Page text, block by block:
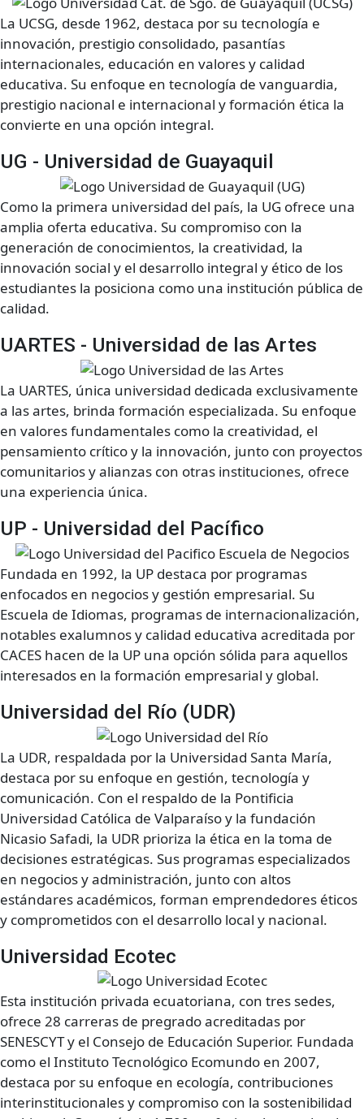
La UCSG, desde 1962, destaca por su tecnología e
innovación, prestigio consolidado, pasantías
internacionales, educación en valores y calidad
educativa. Su enfoque en tecnología de vanguardia,
prestigio nacional e internacional y formación ética la
convierte en una opción integral.
UG - Universidad de Guayaquil
Como la primera universidad del país, la UG ofrece una
amplia oferta educativa. Su compromiso con la
generación de conocimientos, la creatividad, la
innovación social y el desarrollo integral y ético de los
estudiantes la posiciona como una institución pública de
calidad.
UARTES - Universidad de las Artes
La UARTES, única universidad dedicada exclusivamente
a las artes, brinda formación especializada. Su enfoque
en valores fundamentales como la creatividad, el
pensamiento crítico y la innovación, junto con proyectos
comunitarios y alianzas con otras instituciones, ofrece
una experiencia única.
UP - Universidad del Pacífico
Fundada en 1992, la UP destaca por programas
enfocados en negocios y gestión empresarial. Su
Escuela de Idiomas, programas de internacionalización,
notables exalumnos y calidad educativa acreditada por
CACES hacen de la UP una opción sólida para aquellos
interesados en la formación empresarial y global.
Universidad del Río (UDR)
La UDR, respaldada por la Universidad Santa María,
destaca por su enfoque en gestión, tecnología y
comunicación. Con el respaldo de la Pontificia
Universidad Católica de Valparaíso y la fundación
Nicasio Safadi, la UDR prioriza la ética en la toma de
decisiones estratégicas. Sus programas especializados
en negocios y administración, junto con altos
estándares académicos, forman emprendedores éticos
y comprometidos con el desarrollo local y nacional.
Universidad Ecotec
Esta institución privada ecuatoriana, con tres sedes,
ofrece 28 carreras de pregrado acreditadas por
SENESCYT y el Consejo de Educación Superior. Fundada
como el Instituto Tecnológico Ecomundo en 2007,
destaca por su enfoque en ecología, contribuciones
interinstitucionales y compromiso con la sostenibilidad